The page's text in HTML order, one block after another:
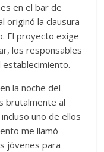
en el bar de
originó la clausura
El proyecto exige
los responsables
la noche del
brutalmente al
uno de ellos
me llamó
jóvenes para